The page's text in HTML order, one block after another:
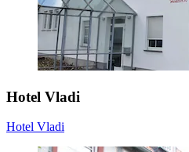
Hotel Vladi
Hotel Vladi